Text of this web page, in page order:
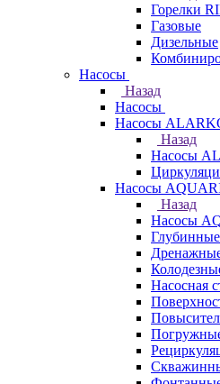
Горелки
Газовые
Дизельные
Насосы
Назад
Насосы
Насосы
Назад
Насосы
Насосы
Назад
Насосы
Глубинные
Насосная